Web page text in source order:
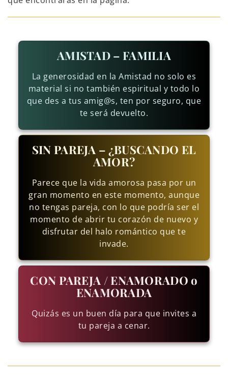
AMISTAD – FAMILIA
La generosidad en la Amistad no solo es
material si no también espiritual y todo lo
que des a tus amig@s, ten por seguro, que
te será devuelto.
SIN PAREJA – ¿BUSCANDO EL
AMOR?
Parece que la vida amorosa pasa por un
gran momento en este momento, aunque
no tengas pareja, con lo que podría ser el
momento de abrir tu corazón de nuevo y
disfrutar del halo romántico que te
invade.
CON PAREJA / ENAMORADO o
ENAMORADA
Quizás es un buen día para que invites a
tu pareja a cenar.